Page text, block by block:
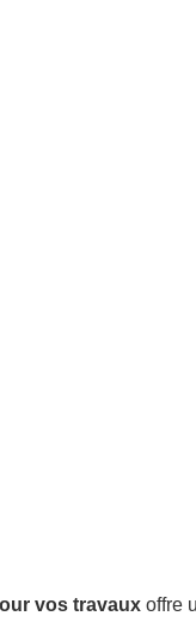
vos travaux offre